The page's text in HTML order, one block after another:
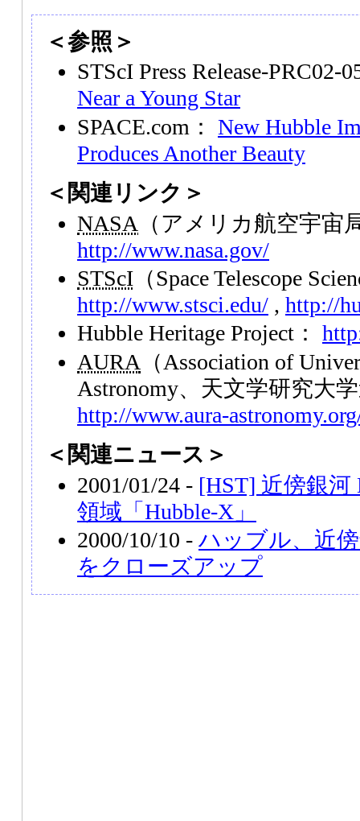
＜参照＞
STScI Press Release-PRC02-
Near a Young Star
SPACE.com： New Hubble
Produces Another Beauty
＜関連リンク＞
NASA （アメリカ航空宇宙
http://www.nasa.gov/
STScI （Space Telescope
http://www.stsci.edu/ , http://
Hubble Heritage Project：
AURA （Association of
Astronomy、天文学研究大
http://www.aura-
＜関連ニュース＞
2001/01/24 - [HST] 近傍銀河
領域「Hubble-X」
2000/10/10 - ハッブル、近
をクローズアップ